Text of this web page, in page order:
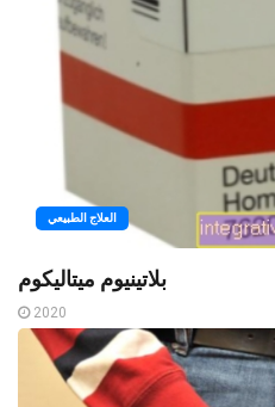
العلاج الطبيعي
بلاتينيوم ميتاليكوم
2020